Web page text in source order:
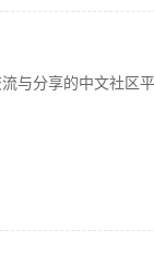
与分享的中文社区